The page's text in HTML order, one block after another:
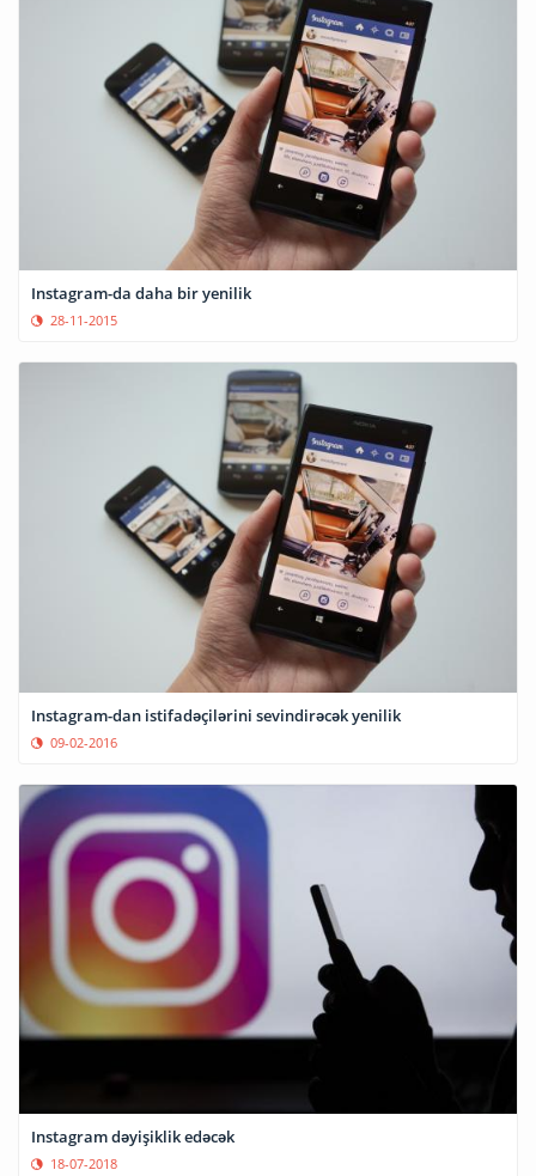
Instagram-da daha bir yenilik
28-11-2015
Instagram-dan istifadəçilərini sevindirəcək yenilik
09-02-2016
Instagram dəyişiklik edəcək
18-07-2018